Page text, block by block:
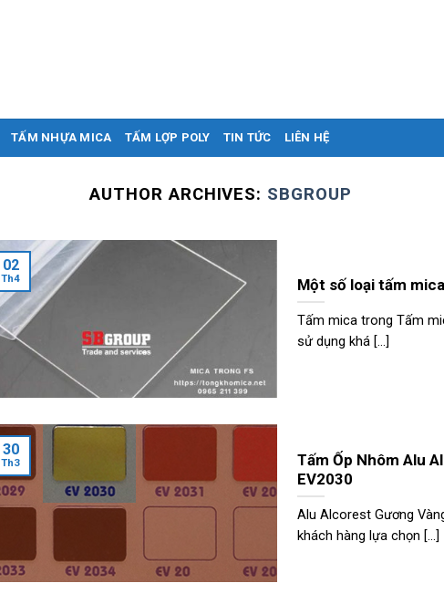
TẤM NHỰA MICA TẤM LỢP POLY TIN TỨC LIÊN HỆ
AUTHOR ARCHIVES: SBGROUP
Một số loại tấm
Tấm mica trong Tấm
sử dụng khá [...]
02
Th4
Tấm Ốp Nhôm Alu
EV2030
Alu Alcorest Gương
khách hàng lựa chọn [...]
30
Th3